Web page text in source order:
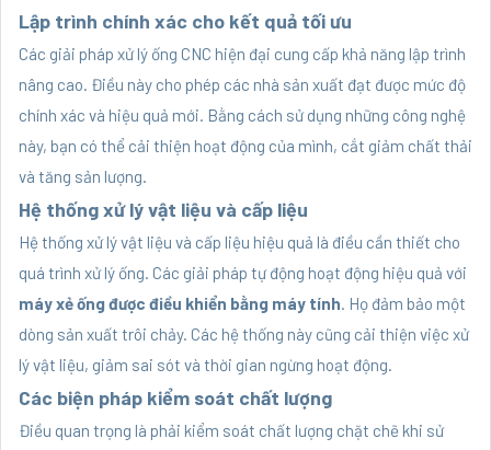
Lập trình chính xác cho kết quả tối ưu
Các giải pháp xử lý ống CNC hiện đại cung cấp khả năng lập trình
nâng cao. Điều này cho phép các nhà sản xuất đạt được mức độ
chính xác và hiệu quả mới. Bằng cách sử dụng những công nghệ
này, bạn có thể cải thiện hoạt động của mình, cắt giảm chất thải
và tăng sản lượng.
Hệ thống xử lý vật liệu và cấp liệu
Hệ thống xử lý vật liệu và cấp liệu hiệu quả là điều cần thiết cho
quá trình xử lý ống. Các giải pháp tự động hoạt động hiệu quả với
máy xẻ ống được điều khiển bằng máy tính. Họ đảm bảo một
dòng sản xuất trôi chảy. Các hệ thống này cũng cải thiện việc xử
lý vật liệu, giảm sai sót và thời gian ngừng hoạt động.
Các biện pháp kiểm soát chất lượng
Điều quan trọng là phải kiểm soát chất lượng chặt chẽ khi sử